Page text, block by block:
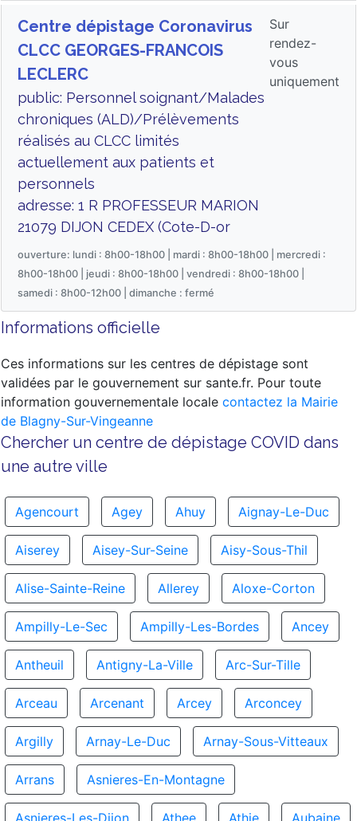
Centre dépistage Coronavirus
CLCC GEORGES-FRANCOIS
LECLERC
public: Personnel soignant/Malades
chroniques (ALD)/Prélèvements
réalisés au CLCC limités
actuellement aux patients et
personnels
adresse: 1 R PROFESSEUR MARION
21079 DIJON CEDEX (Cote-D-or
Sur
rendez-
vous
uniquement
ouverture: lundi : 8h00-18h00 | mardi : 8h00-18h00 | mercredi :
8h00-18h00 | jeudi : 8h00-18h00 | vendredi : 8h00-18h00 |
samedi : 8h00-12h00 | dimanche : fermé
Informations officielle
Ces informations sur les centres de dépistage sont
validées par le gouvernement sur sante.fr. Pour toute
information gouvernementale locale contactez la Mairie
de Blagny-Sur-Vingeanne
Chercher un centre de dépistage COVID dans
une autre ville
Agencourt Agey Ahuy Aignay-Le-Duc
Aiserey Aisey-Sur-Seine Aisy-Sous-Thil
Alise-Sainte-Reine Allerey Aloxe-Corton
Ampilly-Le-Sec Ampilly-Les-Bordes Ancey
Antheuil Antigny-La-Ville Arc-Sur-Tille
Arceau Arcenant Arcey Arconcey
Argilly Arnay-Le-Duc Arnay-Sous-Vitteaux
Arrans Asnieres-En-Montagne
Asnieres-Les-Dijon Athee Athie Aubaine